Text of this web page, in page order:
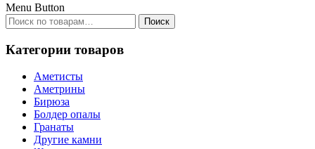
Menu Button
Искать:
Поиск
Категории товаров
Аметисты
Аметрины
Бирюза
Болдер опалы
Гранаты
Другие камни